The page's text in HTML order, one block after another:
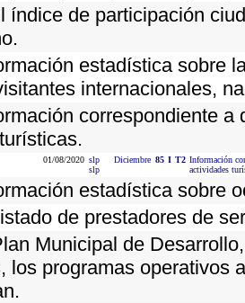
índice de participación
estadística sobre
internacionales,
correspondiente
01/08/2020 slp
slp
Diciembre 85 I T2 Información
actividades
estadística sobre
de prestadores de
Municipal de
los programas operativos